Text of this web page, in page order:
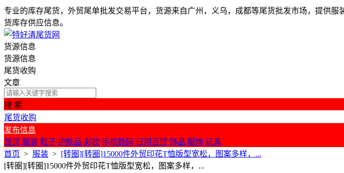
专业的库存尾货，外贸尾单批发交易平台，货源来自广州，义乌，成都等尾货批发市场，提供
货库存供应信息。
货源信息
货源信息
尾货收购
文章
搜 索
尾货收购
发布信息
首页 服装 鞋子 护肤品 彩妆 手机数码 日用百货 饰品 服饰 玩具
首页 > 服装 > [转圈][转圈]15000件外贸印花T恤版型宽松，图案多样，...
[转圈][转圈]15000件外贸印花T恤版型宽松，图案多样，...